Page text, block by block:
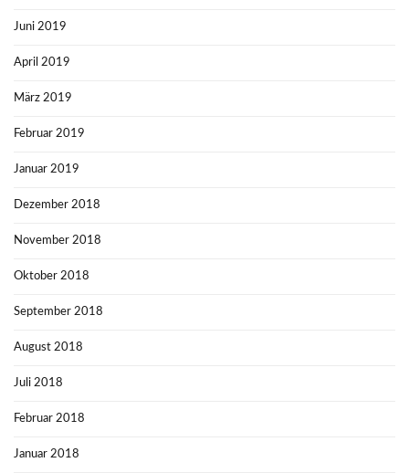
Juni 2019
April 2019
März 2019
Februar 2019
Januar 2019
Dezember 2018
November 2018
Oktober 2018
September 2018
August 2018
Juli 2018
Februar 2018
Januar 2018